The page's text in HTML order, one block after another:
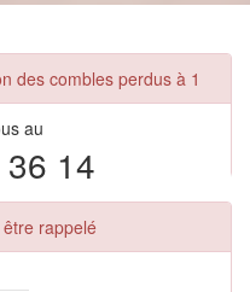
des combles perdus à 1
au
14
rappelé